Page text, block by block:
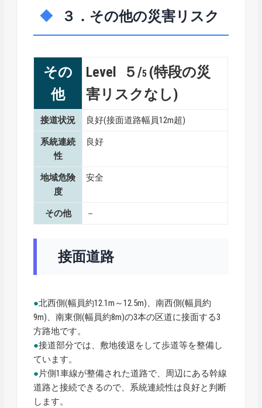
３．その他の災害リスク
その
他
Level ５/5 (特段の災
害リスクなし)
接道状況 良好(接面道路幅員12m超)
系統連続
性
良好
地域危険
度
安全
その他 －
接面道路
●北西側(幅員約12.1m～12.5m)、南西側(幅員約
9m)、南東側(幅員約8m)の3本の区道に接面する3
方路地です。
●接道部分では、敷地後退をして歩道等を整備し
ています。
●片側1車線が整備された道路で、周辺にある幹線
道路と接続できるので、系統連続性は良好と判断
します。